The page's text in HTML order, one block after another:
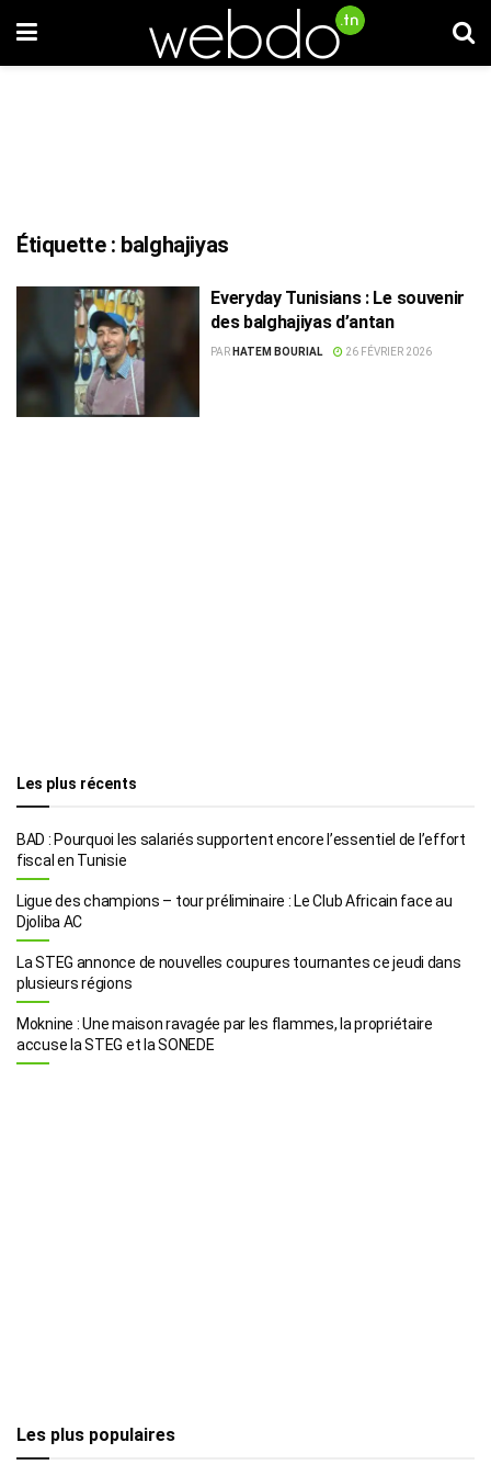
Étiquette : balghajiyas
Everyday Tunisians : Le souvenir
des balghajiyas d’antan
PAR HATEM BOURIAL 26 FÉVRIER 2026
Les plus récents
BAD : Pourquoi les salariés supportent encore l’essentiel de l’effort
fiscal en Tunisie
Ligue des champions – tour préliminaire : Le Club Africain face au
Djoliba AC
La STEG annonce de nouvelles coupures tournantes ce jeudi dans
plusieurs régions
Moknine : Une maison ravagée par les flammes, la propriétaire
accuse la STEG et la SONEDE
Les plus populaires